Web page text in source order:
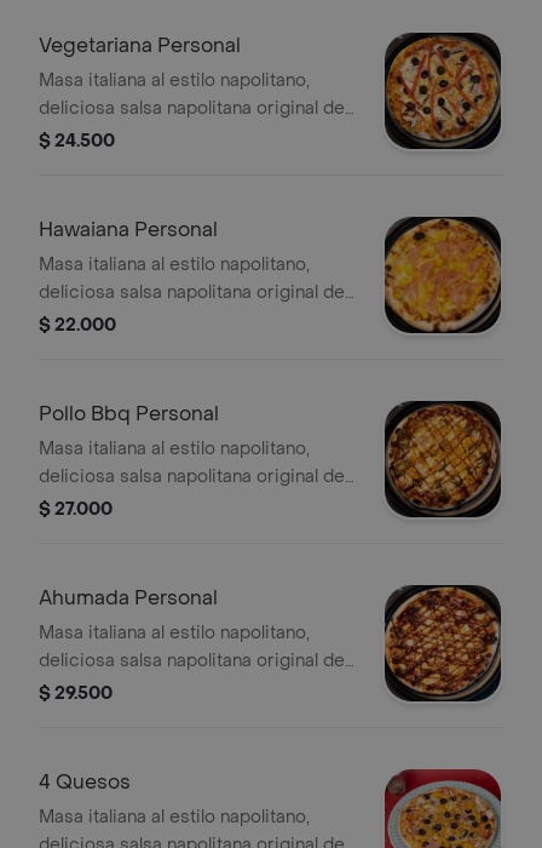
Vegetariana Personal
Masa italiana al estilo napolitano,
deliciosa salsa napolitana original de
la casa, queso mozzarella, cebolla
$ 24.500
Hawaiana Personal
Masa italiana al estilo napolitano,
deliciosa salsa napolitana original de
la casa, queso mozzarella, jamón y
$ 22.000
Pollo Bbq Personal
Masa italiana al estilo napolitano,
deliciosa salsa napolitana original de
la casa, queso mozzarella, pollo
$ 27.000
Ahumada Personal
Masa italiana al estilo napolitano,
deliciosa salsa napolitana original de
la casa, queso mozzarella, costillitas
$ 29.500
4 Quesos
Masa italiana al estilo napolitano,